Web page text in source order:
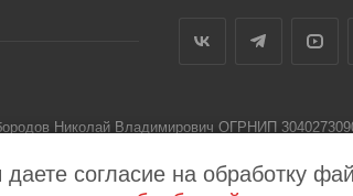
Николай Владимирович ОГРНИП
согласие на обработку